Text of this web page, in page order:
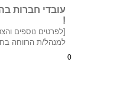
עובדי חברות
!
[לפרטים נוספים
למנהל/ת הרווחה
0